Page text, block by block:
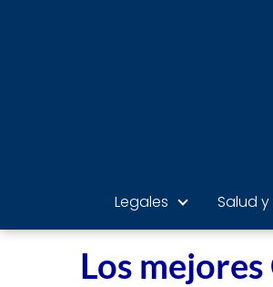
Legales Salud
Los